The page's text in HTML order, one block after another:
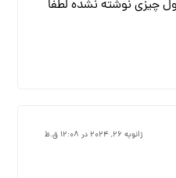
چیزی نوشته نشده لطفاً
ژانویه ۲۶, ۲۰۲۴ در ۱۲:۰۸ ق.ظ